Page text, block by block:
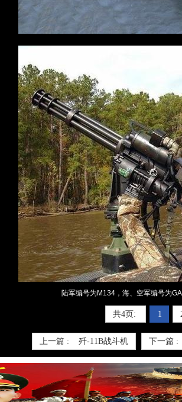
陆军编号为M134，海、空军编号为
共4页: 1
上一篇 : 歼-11B战斗机 下一篇 :